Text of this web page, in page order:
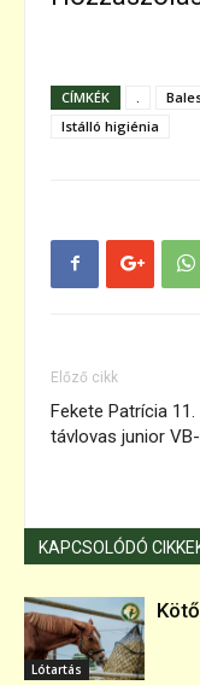
CÍMKÉK
Istálló higiénia
Előző cikk
Fekete Patrícia 11.
távlovas junior
KAPCSOLÓDÓ
Lótartás